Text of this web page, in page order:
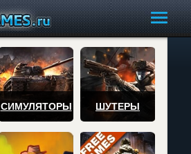
СИМУЛЯТОРЫ ШУТЕРЫ